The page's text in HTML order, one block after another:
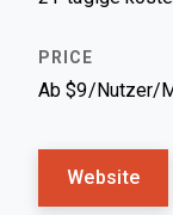
Ab $9/Nutzer/
Website